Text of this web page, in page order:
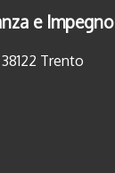
e
Trento